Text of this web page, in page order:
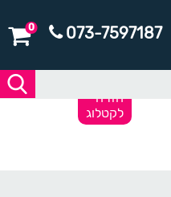
073-7597187
0
חזרה
לקטלוג